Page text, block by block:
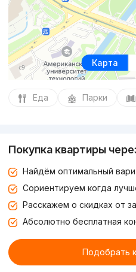
Карта
Еда Парки
Покупка квартиры
Найдём оптимальный
Сориентируем когда
Расскажем о скидках от
Абсолютно бесплатная
Подобрать